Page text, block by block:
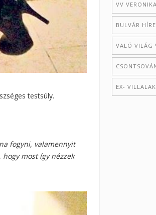
testsúly.
fogyni, valamennyit
most így nézzek
VV VERONIKA
BULVÁR
VALÓ VILÁG
EX-